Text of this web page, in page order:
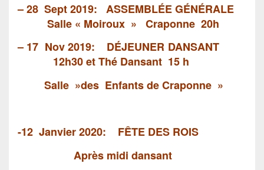
– 28 Sept 2019: ASSEMBLÉE GÉNÉRALE
Salle « Moiroux »
Craponne 20h
– 17 Nov 2019: DÉJEUNER DANSANT
12h30et Thé Dansant 15 h
Salle »des Enfants de Craponne »
-12 Janvier 2020: FÊTE DES ROIS
Après midi dansant